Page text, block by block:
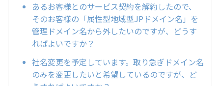
あるお客様とのサービス契約を解約したので、
そのお客様の「属性型地域型JPドメイン名」を
管理ドメイン名から外したいのですが、どうす
ればよいですか？
社名変更を予定しています。取り急ぎドメイン名
のみを変更したいと希望しているのですが、ど